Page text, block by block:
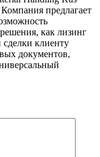
предлагает
как лизинг
клиенту
документов,